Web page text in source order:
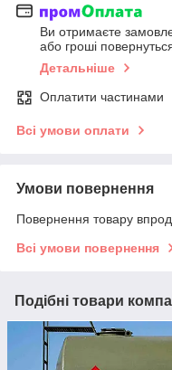
Ви отримаєте
або гроші
Детальніше
Оплатити частинами
Всі умови оплати
Умови повернення
Повернення товару
Всі умови повернення
Подібні товари